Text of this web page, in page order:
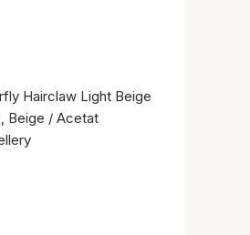
Hairclaw Light Beige
Beige / Acetat